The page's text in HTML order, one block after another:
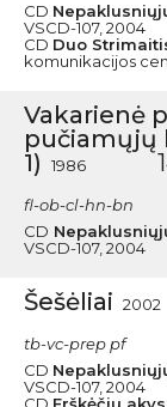
CD
VSCD-107, 2004
CD Duo
komunikacijos
Vakarienė
pučiamųjų
1)
1986
fl-ob-cl-hn-bn
CD
VSCD-107, 2004
Šešėliai 2002
tb-vc-prep pf
CD
VSCD-107, 2004